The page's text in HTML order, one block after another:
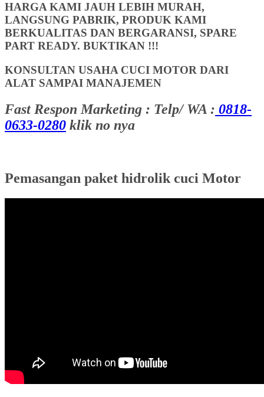
HARGA KAMI JAUH LEBIH MURAH,
LANGSUNG PABRIK, PRODUK KAMI
BERKUALITAS DAN BERGARANSI, SPARE
PART READY. BUKTIKAN !!!
KONSULTAN USAHA CUCI MOTOR DARI
ALAT SAMPAI MANAJEMEN
Fast Respon Marketing : Telp/ WA : 0818-
0633-0280 klik no nya
Pemasangan paket hidrolik cuci Motor